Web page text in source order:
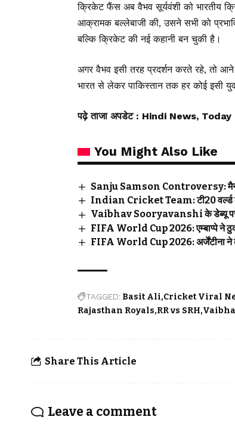
क्रिकेट फैंस अब वैभव सूर्यवंशी को भारतीय
आक्रामक बल्लेबाजी की, उसने सभी को
बल्कि क्रिकेट की नई कहानी बन चुकी है।
अगर वैभव इसी तरह प्रदर्शन करते रहे, तो
भारत से लेकर पाकिस्तान तक हर कोई इसी
पढ़े ताजा अपडेट : Hindi News,
You Might Also Like
Sanju Samson Controversy:
Indian Cricket Team: टी20 वर्ल्ड कप
Vaibhav Sooryavanshi के डेब्यू पर
FIFA World Cup 2026: एम्बाप्पे ने
FIFA World Cup 2026: अर्जेंटीना ने
TAGGED: Basit Ali Cricket Viral
Rajasthan Royals RR vs SRH
Share This Article
Leave a comment